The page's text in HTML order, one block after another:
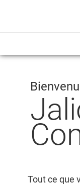
Tout ce que